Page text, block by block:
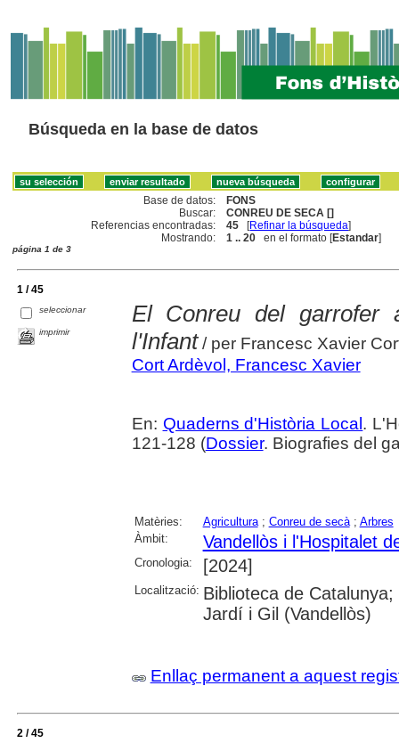
Búsqueda en la base de datos
Base de datos:
FONS
Buscar:
CONREU DE SECA []
Referencias encontradas:
45 [Refinar la búsqueda]
Mostrando:
1 .. 20 en el formato [Estandar]
página 1 de 3
1 / 45
seleccionar
imprimir
El Conreu del garrofer
l'Infant/ per Francesc Xavier
Cort Ardèvol, Francesc Xavier
En: Quaderns d'Història Local .
121-128 (Dossier. Biografies del
Matèries: Agricultura; Conreu de secà; Arbres
Àmbit:
Vandellòs i l'Hospitalet
Cronologia: [2024]
Localització: Biblioteca de
Jardí i Gil (Vandellòs)
Enllaç permanent a aquest
2 / 45